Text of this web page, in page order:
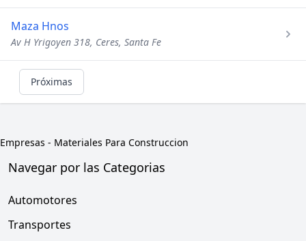
Maza Hnos
Av H Yrigoyen 318, Ceres, Santa Fe
Próximas
Empresas - Materiales Para Construccion
Navegar por las Categorias
Automotores
Transportes